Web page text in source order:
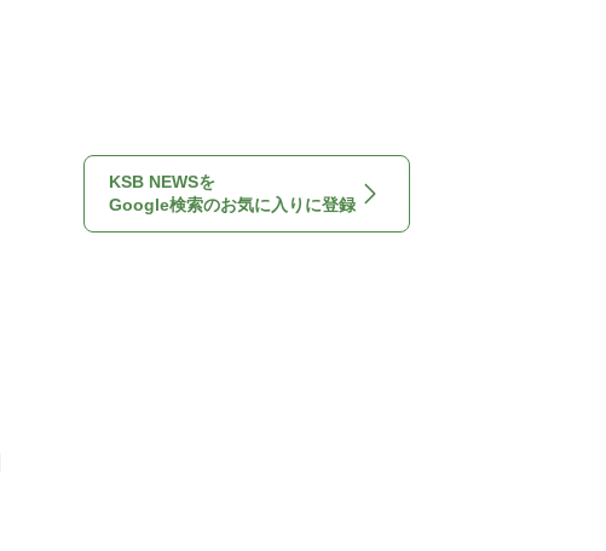
KSB NEWSを
Google検索のお気に入りに登録